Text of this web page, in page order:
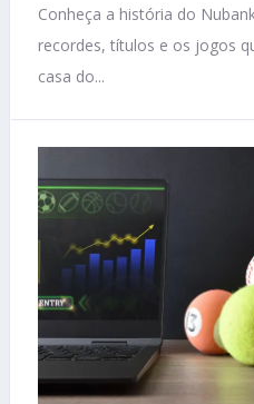
Conheça a história do
recordes, títulos e os jogos
casa do...